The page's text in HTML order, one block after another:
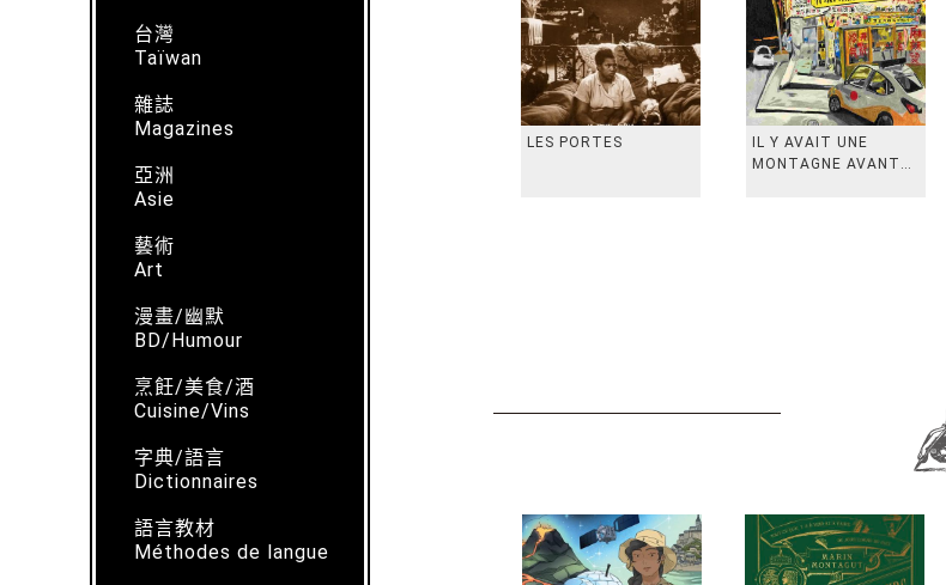
台灣
Taïwan
雜誌
Magazines
亞洲
Asie
藝術
Art
漫畫/幽默
BD/Humour
烹飪/美食/酒
Cuisine/Vins
字典/語言
Dictionnaires
語言教材
Méthodes de langue
LES PORTES
IL Y AVAIT UNE
MONTAGNE AVANT